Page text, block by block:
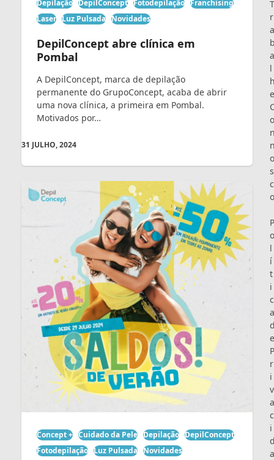
Depilação DepilConcept Fotodepilação Franchising
Laser Luz Pulsada Novidades
DepilConcept abre clínica em
Pombal
A DepilConcept, marca de depilação
permanente do GrupoConcept, acaba de abrir
uma nova clínica, a primeira em Pombal.
Motivados por…
31 JULHO, 2024
Concept + Cuidado da Pele Depilação DepilConcept
Fotodepilação Luz Pulsada Novidades
T
r
a
a
l
e
o
o
s
c
o
P
o
l
í
t
i
c
a
e
P
r
i
v
a
c
i
a